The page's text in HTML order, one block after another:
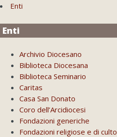
Enti
Enti
Archivio Diocesano
Biblioteca Diocesana
Biblioteca Seminario
Caritas
Casa San Donato
Coro dell’Arcidiocesi
Fondazioni generiche
Fondazioni religiose e di culto